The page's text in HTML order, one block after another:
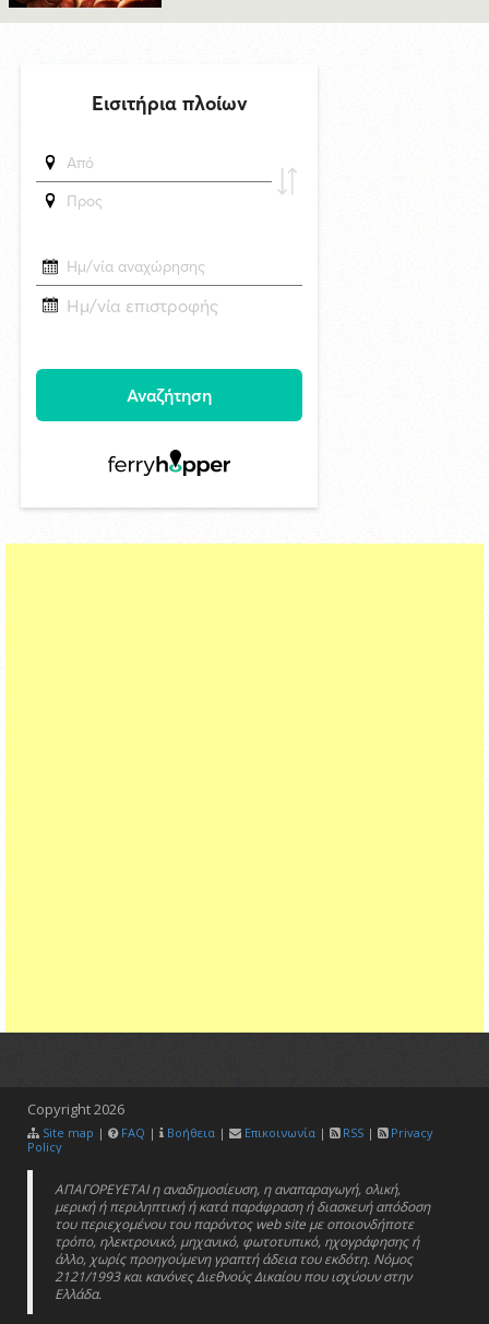
δημοσιεύθηκε 14 ώρες πριν
στην Άνω Σύρο
29/4/2026 18:53
CNN: Ο κορυφαίος στρατηγός του Τραμπ αναζητά διέξοδο από τον
Copyright2026
Site map | FAQ | Βοήθεια | Επικοινωνία | RSS |
Privacy
Policy
ΑΠΑΓΟΡΕΥΕΤΑΙ η αναδημοσίευση, η αναπαραγωγή, ολική,
μερική ή περιληπτική ή κατά παράφραση ή διασκευή απόδοση
του περιεχομένου του παρόντος web site με οποιονδήποτε
τρόπο, ηλεκτρονικό, μηχανικό, φωτοτυπικό, ηχογράφησης ή
άλλο, χωρίς προηγούμενη γραπτή άδεια του εκδότη. Νόμος
2121/1993 και κανόνες Διεθνούς Δικαίου που ισχύουν στην
Ελλάδα.